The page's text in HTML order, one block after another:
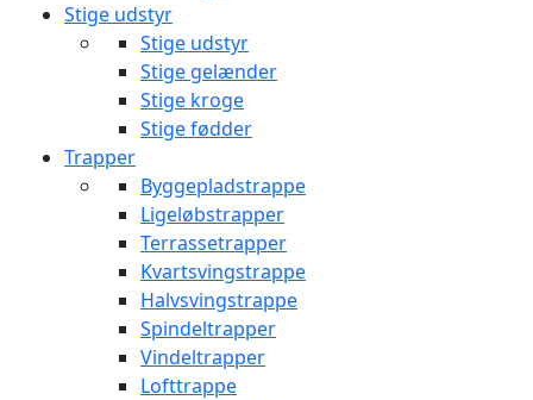
Stige udstyr
Stige udstyr
Stige gelænder
Stige kroge
Stige fødder
Trapper
Byggepladstrappe
Ligeløbstrapper
Terrassetrapper
Kvartsvingstrappe
Halvsvingstrappe
Spindeltrapper
Vindeltrapper
Lofttrappe